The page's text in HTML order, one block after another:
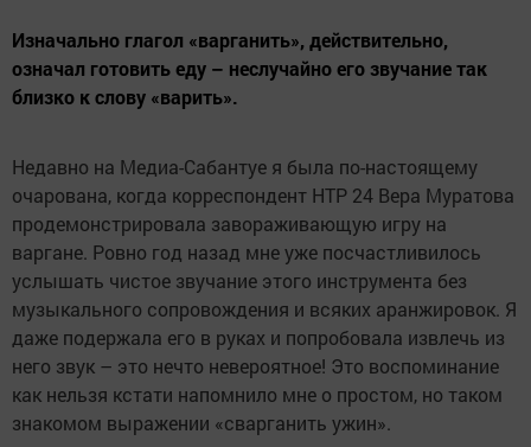
Изначально глагол «варганить», действительно,
означал готовить еду – неслучайно его звучание так
близко к слову «варить».
Недавно на Медиа-Сабантуе я была по-настоящему
очарована, когда корреспондент НТР 24 Вера Муратова
продемонстрировала завораживающую игру на
варгане. Ровно год назад мне уже посчастливилось
услышать чистое звучание этого инструмента без
музыкального сопровождения и всяких аранжировок. Я
даже подержала его в руках и попробовала извлечь из
него звук – это нечто невероятное! Это воспоминание
как нельзя кстати напомнило мне о простом, но таком
знакомом выражении «сварганить ужин».